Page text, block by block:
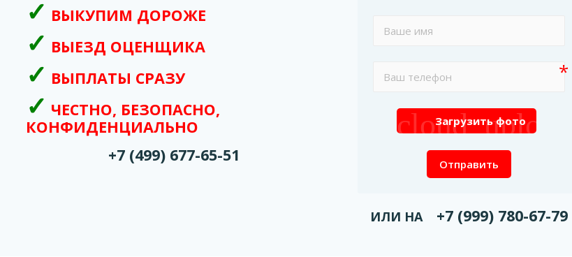
ВЫКУПИМ ДОРОЖЕ
ВЫЕЗД ОЦЕНЩИКА
ВЫПЛАТЫ СРАЗУ
ЧЕСТНО, БЕЗОПАСНО,
КОНФИДЕНЦИАЛЬНО
+7 (499) 677-65-51
cloud_upload
Загрузить фото
Отправить
ИЛИ НА +7 (999) 780-67-79